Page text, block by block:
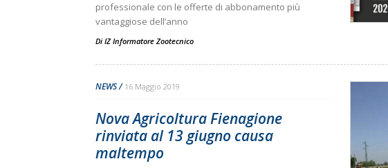
professionale con le offerte di abbonamento più
vantaggiose dell’anno
Di IZ Informatore Zootecnico
NEWS 16 Maggio 2019
Nova Agricoltura Fienagione
rinviata al 13 giugno causa
maltempo